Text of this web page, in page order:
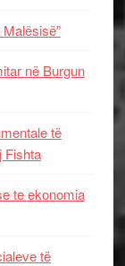
në Burgun
të
Fishta
te ekonomia
të